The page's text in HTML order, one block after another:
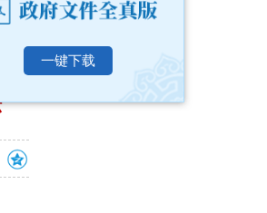
一键下载